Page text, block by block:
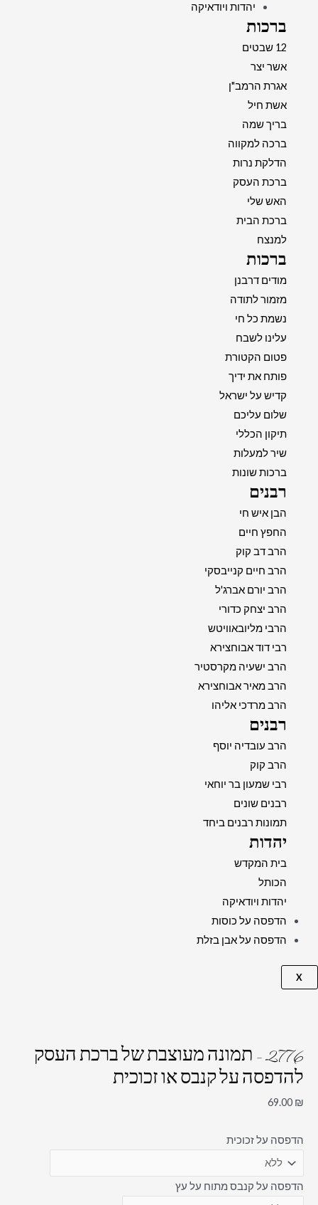
יהדות ויודאיקה
ברכות
12 שבטים
אשר יצר
אגרת הרמב"ן
אשת חיל
בריך שמה
ברכה למקווה
הדלקת נרות
ברכת העסק
האש שלי
ברכת הבית
למנצח
ברכות
מודים דרבנן
מזמור לתודה
נשמת כל חי
עלינו לשבח
פטום הקטורת
פותח את ידיך
קדיש על ישראל
שלום עליכם
תיקון הכללי
שיר למעלות
ברכות שונות
רבנים
הבן איש חי
החפץ חיים
הרב דב קוק
הרב חיים קנייבסקי
הרב יורם אברג'ל
הרב יצחק כדורי
הרבי מליובאוויטש
רבי דוד אבוחצירא
הרב ישעיה מקרסטיר
הרב מאיר אבוחצירא
הרב מרדכי אליהו
רבנים
הרב עובדיה יוסף
הרב קוק
רבי שמעון בר יוחאי
רבנים שונים
תמונות רבנים ביחד
יהדות
בית המקדש
הכותל
יהדות ויודאיקה
הדפסה על כוסות
הדפסה על אבן בזלת
X
2776 – תמונה מעוצבת של ברכת העסק
להדפסה על קנבס או זכוכית
69.00 ₪
הדפסה על זכוכית
הדפסה על קנבס מתוח על עץ